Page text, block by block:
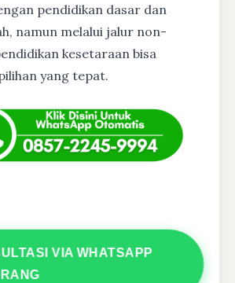
pendidikan dasar dan
namun melalui jalur non-
kesetaraan bisa
yang tepat.
VIA WHATSAPP